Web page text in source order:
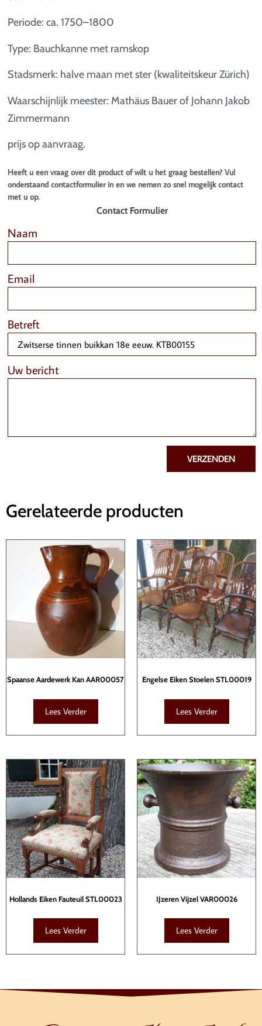
Periode: ca. 1750–1800
Type: Bauchkanne met ramskop
Stadsmerk: halve maan met ster (kwaliteitskeur Zürich)
Waarschijnlijk meester: Mathäus Bauer of Johann Jakob
Zimmermann
prijs op aanvraag.
Heeft u een vraag over dit product of wilt u het graag bestellen? Vul
onderstaand contactformulier in en we nemen zo snel mogelijk contact
met u op.
Contact Formulier
Naam
Email
Betreft
Uw bericht
VERZENDEN
Gerelateerde producten
Spaanse Aardewerk Kan AAR00057
Lees Verder
Engelse Eiken Stoelen STL00019
Lees Verder
Hollands Eiken Fauteuil STL00023
Lees Verder
IJzeren Vijzel VAR00026
Lees Verder